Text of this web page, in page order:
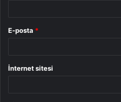
E-posta *
İnternet sitesi